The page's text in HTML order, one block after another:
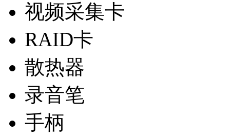
视频采集卡
RAID卡
散热器
录音笔
手柄